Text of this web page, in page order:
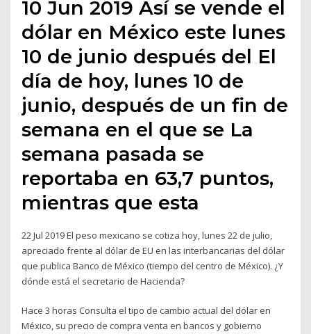
10 Jun 2019 Así se vende el
dólar en México este lunes
10 de junio después del El
día de hoy, lunes 10 de
junio, después de un fin de
semana en el que se La
semana pasada se
reportaba en 63,7 puntos,
mientras que esta
22 Jul 2019 El peso mexicano se cotiza hoy, lunes 22 de julio,
apreciado frente al dólar de EU en las interbancarias del dólar
que publica Banco de México (tiempo del centro de México). ¿Y
dónde está el secretario de Hacienda?
Hace 3 horas Consulta el tipo de cambio actual del dólar en
México, su precio de compra venta en bancos y gobierno